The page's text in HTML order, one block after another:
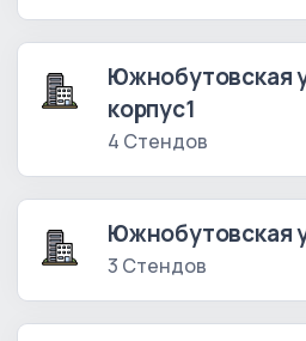
Южнобутовская
корпус1
4 Стендов
Южнобутовская
3 Стендов